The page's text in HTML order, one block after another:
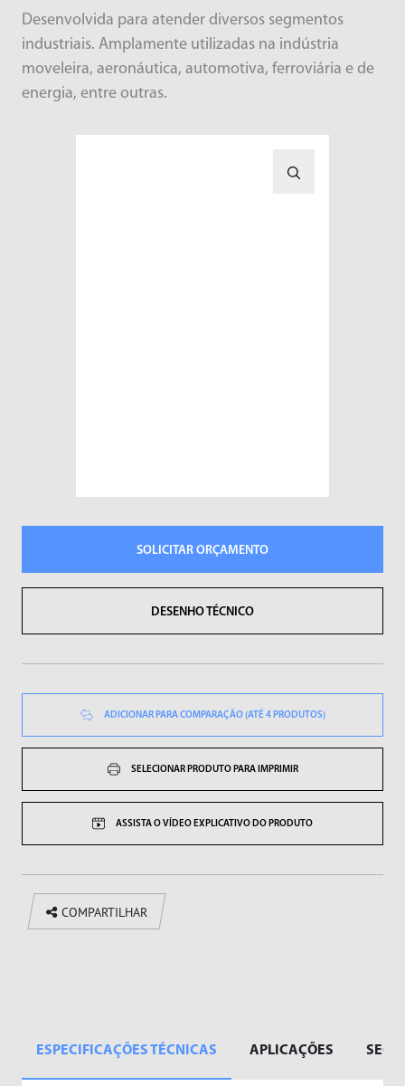
Pinos e Válvulas
Politrizes
Raspadeiras
Desenvolvida para atender diversos segmentos
industriais. Amplamente utilizadas na indústria
moveleira, aeronáutica, automotiva, ferroviária e de
energia, entre outras.
SOLICITAR ORÇAMENTO
DESENHO TÉCNICO
ADICIONAR PARA COMPARAÇÃO (ATÉ 4 PRODUTOS)
SELECIONAR PRODUTO PARA IMPRIMIR
ASSISTA O VÍDEO EXPLICATIVO DO PRODUTO
COMPARTILHAR
ESPECIFICAÇÕES TÉCNICAS APLICAÇÕES